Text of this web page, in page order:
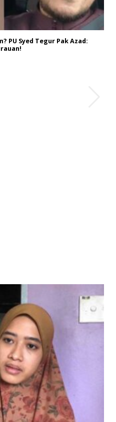
PU Syed Tegur Pak Azad: